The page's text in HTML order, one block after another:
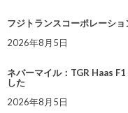
フジトランスコーポレーシ
2026年8月5日
ネバーマイル：TGR Haas
した
2026年8月5日